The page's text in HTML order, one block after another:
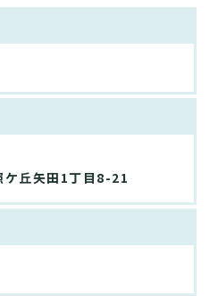
ケ丘矢田1丁目8-21